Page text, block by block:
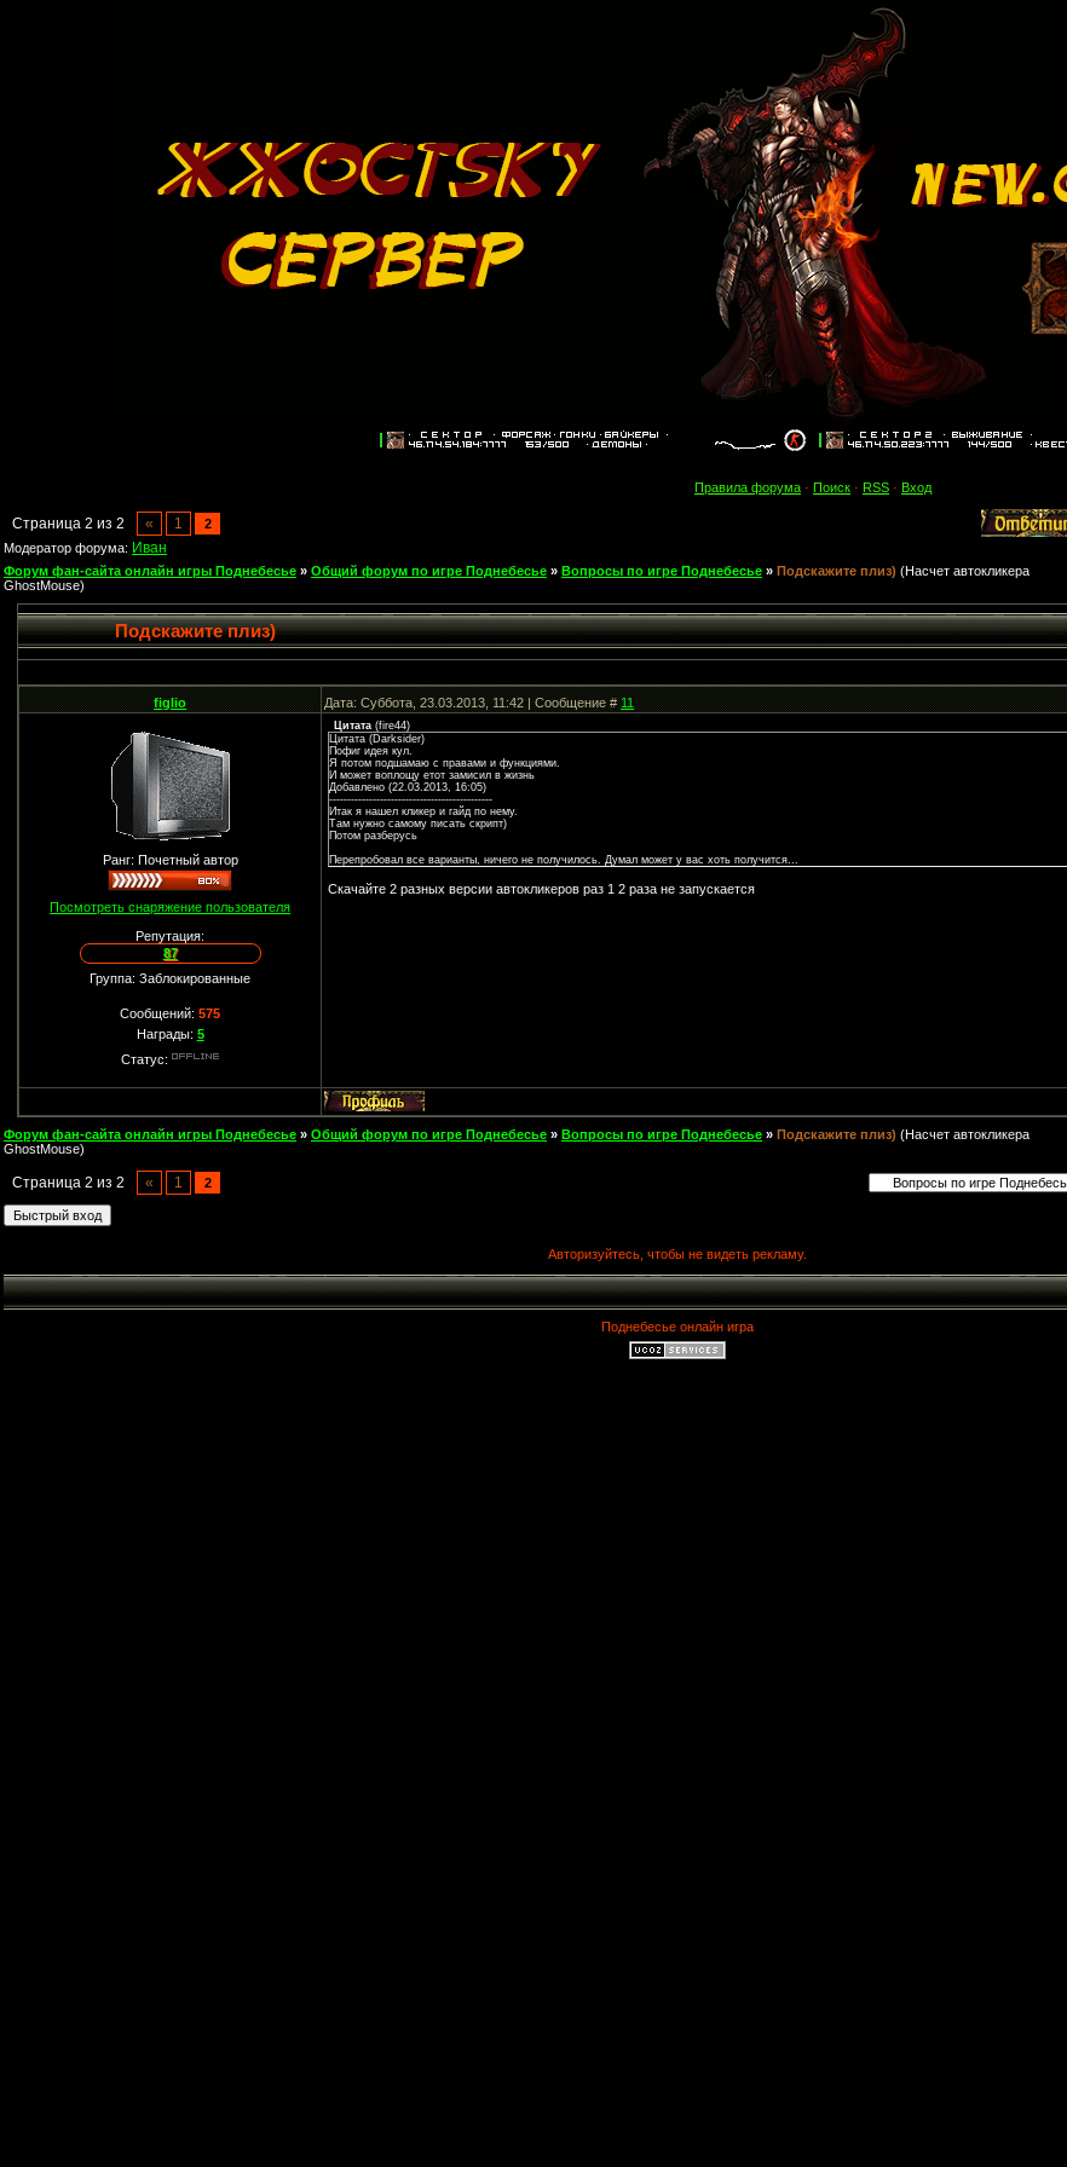
Правила форума · Поиск · RSS · Вход
Страница 2 из 2 « 1
2
Модератор форума: Иван
Форум фан-сайта онлайн игры Поднебесье » Общий форум по игре Поднебесье » Вопросы по игре Поднебесье » Подскажите плиз) (Насчет автокликера
GhostMouse)
Подскажите плиз)
figlio Дата: Суббота, 23.03.2013, 11:42 | Сообщение #11
Ранг: Почетный автор
Посмотреть снаряжение пользователя
Репутация:
87
Группа: Заблокированные
Сообщений:575
Награды: 5
Статус:
Цитата (fire44)
Цитата (Darksider)
Пофиг идея кул.
Я потом подшамаю с правами и функциями.
И может воплощу етот замисил в жизнь
Добавлено (22.03.2013, 16:05)
---------------------------------------------
Итак я нашел кликер и гайд по нему.
Там нужно самому писать скрипт)
Потом разберусь
Перепробовал все варианты, ничего не получилось. Думал может у вас хоть получится...
Скачайте 2 разных версии автокликеров раз 1 2 раза не запускается
Форум фан-сайта онлайн игры Поднебесье » Общий форум по игре Поднебесье » Вопросы по игре Поднебесье » Подскажите плиз) (Насчет автокликера
GhostMouse)
Страница 2 из 2 « 1
2
Авторизуйтесь, чтобы не видеть рекламу.
Поднебесье онлайн игра